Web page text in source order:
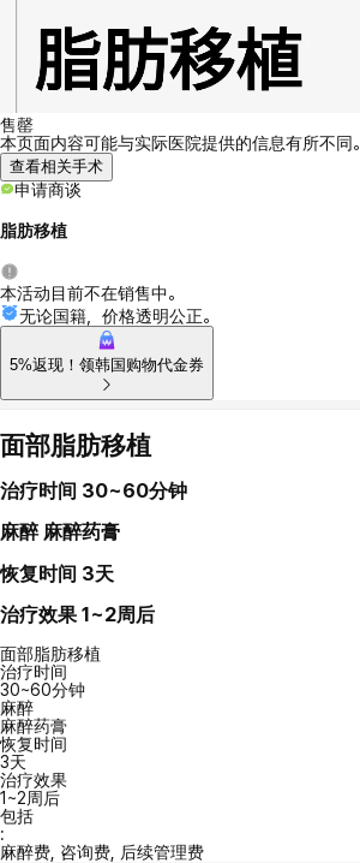
售罄
本页面内容可能与实际医院提供的信息有所不同。
查看相关手术
申请商谈
脂肪移植
本活动目前不在销售中。
无论国籍，价格透明公正。
5%返现！领韩国购物代金券
面部脂肪移植
治疗时间 30~60分钟
麻醉 麻醉药膏
恢复时间 3天
治疗效果 1~2周后
面部脂肪移植
治疗时间
30~60分钟
麻醉
麻醉药膏
恢复时间
3天
治疗效果
1~2周后
包括
:
麻醉费, 咨询费, 后续管理费